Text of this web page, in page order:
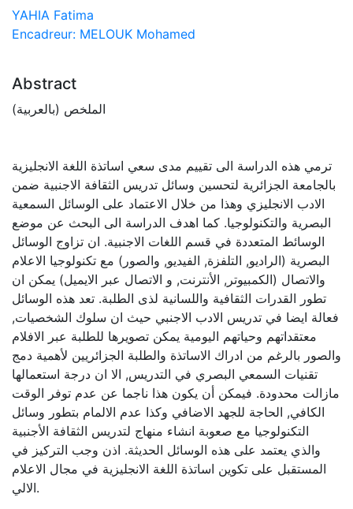
YAHIA Fatima
Encadreur: MELOUK Mohamed
Abstract
الملخص (بالعربية)
ترمي هذه الدراسة الى تقييم مدى سعي اساتذة اللغة الانجليزية
بالجامعة الجزائرية لتحسين وسائل تدريس الثقافة الاجنبية ضمن
الادب الانجليزي وهذا من خلال الاعتماد على الوسائل السمعية
البصرية والتكنولوجيا. كما اهدف الدراسة الى البحث عن موضع
الوسائط المتعددة في قسم اللغات الاجنبية. ان تزاوج الوسائل
البصرية (الراديو, التلفزة, الفيديو, والصور) مع تكنولوجيا الاعلام
والاتصال (الكمبيوتر, الأنترنت, و الاتصال عبر الايميل) يمكن ان
تطور القدرات الثقافية واللسانية لذى الطلبة. تعد هذه الوسائل
فعالة ايضا في تدريس الادب الاجنبي حيث ان سلوك الشخصيات,
معتقداتهم وحياتهم اليومية يمكن تصويرها للطلبة عبر الافلام
والصور بالرغم من ادراك الاساتذة والطلبة الجزائريين لأهمية دمج
تقنيات السمعي البصري في التدريس, الا ان درجة استعمالها
مازالت محدودة. فيمكن أن يكون هذا ناجما عن عدم توفر الوقت
الكافي, الحاجة للجهد الاضافي وكذا عدم الالمام بتطور وسائل
التكنولوجيا مع صعوبة انشاء منهاج لتدريس الثقافة الأجنبية
والذي يعتمد على هذه الوسائل الحديثة. اذن وجب التركيز في
المستقبل على تكوين اساتذة اللغة الانجليزية في مجال الاعلام
الالي.